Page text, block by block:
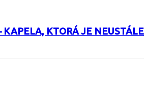
KAPELA, KTORÁ JE NEUSTÁLE